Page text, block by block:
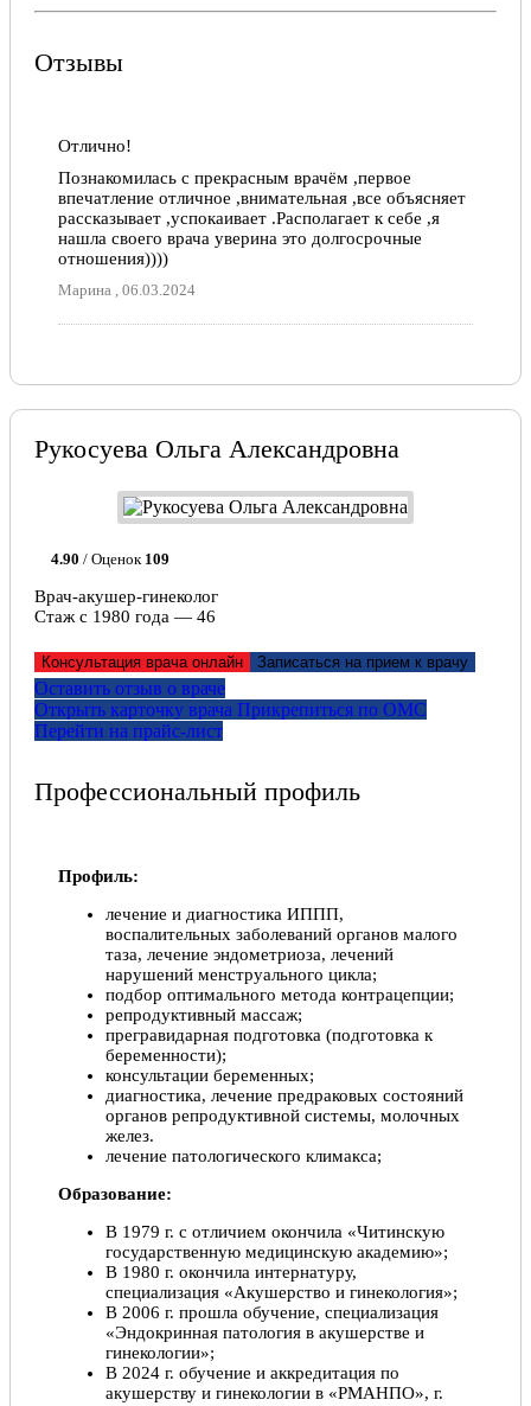
Отзывы
Отлично!
Познакомилась с прекрасным врачём ,первое
впечатление отличное ,внимательная ,все объясняет
рассказывает ,успокаивает .Располагает к себе ,я
нашла своего врача уверина это долгосрочные
отношения))))
Марина , 06.03.2024
Рукосуева Ольга Александровна
4.90 / Оценок 109
Врач-акушер-гинеколог
Стаж с 1980 года — 46
Консультация врача онлайн Записаться на прием к врачу
Оставить отзыв о враче
Открыть карточку врача Прикрепитьcя по ОМС
Перейти на прайс-лист
Профессиональный профиль
Профиль:
лечение и диагностика ИППП,
воспалительных заболеваний органов малого
таза, лечение эндометриоза, лечений
нарушений менструального цикла;
подбор оптимального метода контрацепции;
репродуктивный массаж;
прегравидарная подготовка (подготовка к
беременности);
консультации беременных;
диагностика, лечение предраковых состояний
органов репродуктивной системы, молочных
желез.
лечение патологического климакса;
Образование:
В 1979 г. с отличием окончила «Читинскую
государственную медицинскую академию»;
В 1980 г. окончила интернатуру,
специализация «Акушерство и гинекология»;
В 2006 г. прошла обучение, специализация
«Эндокринная патология в акушерстве и
гинекологии»;
В 2024 г. обучение и аккредитация по
акушерству и гинекологии в «РМАНПО», г.